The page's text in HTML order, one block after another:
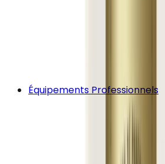
Équipements Professionnels